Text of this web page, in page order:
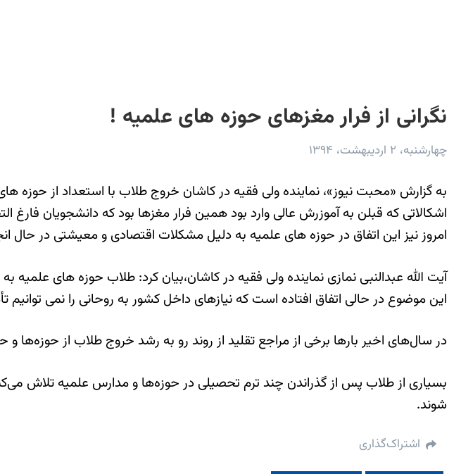
نگرانی از فرار مغزهای حوزه های علمیه !
چهارشنبه، ۲ اردیبهشت، ۱۳۹۴
به گزارش «محبت نیوز»، نماینده ولی فقیه در کاشان خروج طلاب با استعداد از
اشکالاتی ‌که قبلن به آموزرش عالی وارد بود همین فرار مغزها بود که دانشجویان
امروز نیز این اتفاق در حوزه های علمیه به دلیل مشکلات اقتصادی و معیشتی در حال
آیت الله عبدالنبی نمازی نماینده ولی فقیه در کاشان،بیان کرد: طلاب حوزه های
این موضوع در حالی اتفاق افتاده است که نیازهای داخل کشور به روحانی را نمی
در سال‌های اخیر بار‌ها برخی از مراجع تقلید از روند رو به رشد خروج طلاب از حوزه‌ها
بسیاری از طلاب پس از گذراندن چند ترم تحصیلی در حوزه‌ها و مدارس علمیه تلاش
شوند.
اشتراک‌گذاری